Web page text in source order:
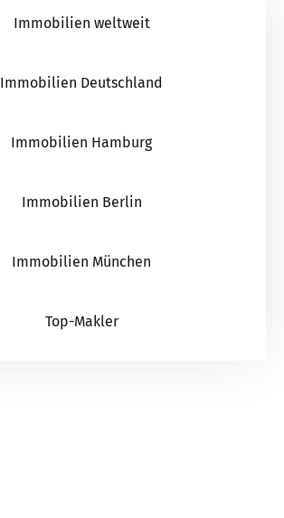
Immobilien weltweit
Immobilien Deutschland
Immobilien Hamburg
Immobilien Berlin
Immobilien München
Top-Makler